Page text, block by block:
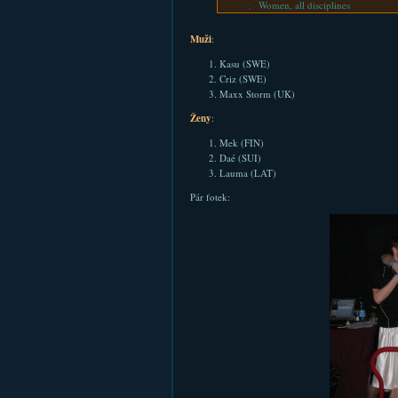
Women, all disciplines
Muži:
Kasu (SWE)
Criz (SWE)
Maxx Storm (UK)
Ženy:
Mek (FIN)
Daé (SUI)
Lauma (LAT)
Pár fotek: